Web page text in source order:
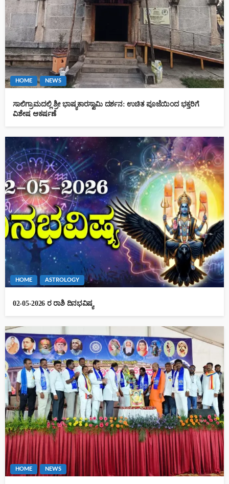
HOME NEWS
ಸಾಲಿಗ್ರಾಮದಲ್ಲಿ ಶ್ರೀ ಭಾಷ್ಯಕಾರಸ್ವಾಮಿ ದರ್ಶನ: ಉಚಿತ ಪೂಜೆಯಿಂದ ಭಕ್ತರಿಗೆ
ವಿಶೇಷ ಆಕರ್ಷಣೆ
HOME ASTROLOGY
02-05-2026 ರ ರಾಶಿ ದಿನಭವಿಷ್ಯ
HOME NEWS